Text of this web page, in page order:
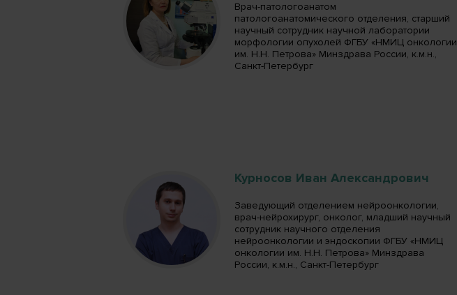
Врач-патологоанатом
патологоанатомического отделения, старший
научный сотрудник научной лаборатории
морфологии опухолей ФГБУ «НМИЦ онкологии
им. Н.Н. Петрова» Минздрава России, к.м.н.,
Санкт-Петербург
Курносов Иван Александрович
Заведующий отделением нейроонкологии,
врач-нейрохирург, онколог, младший научный
сотрудник научного отделения
нейроонкологии и эндоскопии ФГБУ «НМИЦ
онкологии им. Н.Н. Петрова» Минздрава
России, к.м.н., Санкт-Петербург